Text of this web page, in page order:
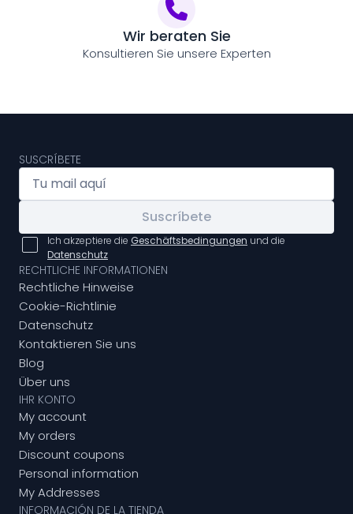
Wir beraten Sie
Konsultieren Sie unsere Experten
SUSCRÍBETE
Suscríbete
Ich akzeptiere die Geschäftsbedingungen und die
Datenschutz
RECHTLICHE INFORMATIONEN
Rechtliche Hinweise
Cookie-Richtlinie
Datenschutz
Kontaktieren Sie uns
Blog
Über uns
IHR KONTO
My account
My orders
Discount coupons
Personal information
My Addresses
INFORMACIÓN DE LA TIENDA